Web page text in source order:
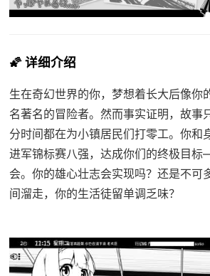
🌠 详细介绍
生在奇幻世界的你，梦想着长大后像你
名著名的冒险者。然而事实证明，故
分时间都在为小镇居民们打零工。你和
进军锦标赛八强，达成你们的终极目
会。你的雄心壮志会实现吗？还是不可
间溜走，你的生活徒留单调乏味？